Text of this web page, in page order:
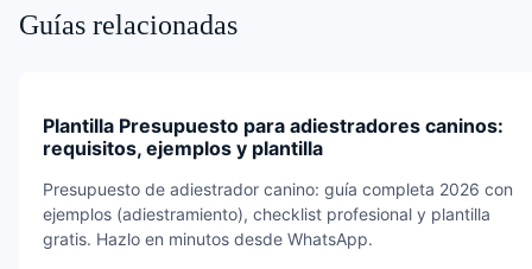
Guías relacionadas
Plantilla Presupuesto para adiestradores caninos:
requisitos, ejemplos y plantilla
Presupuesto de adiestrador canino: guía completa 2026 con
ejemplos (adiestramiento), checklist profesional y plantilla
gratis. Hazlo en minutos desde WhatsApp.